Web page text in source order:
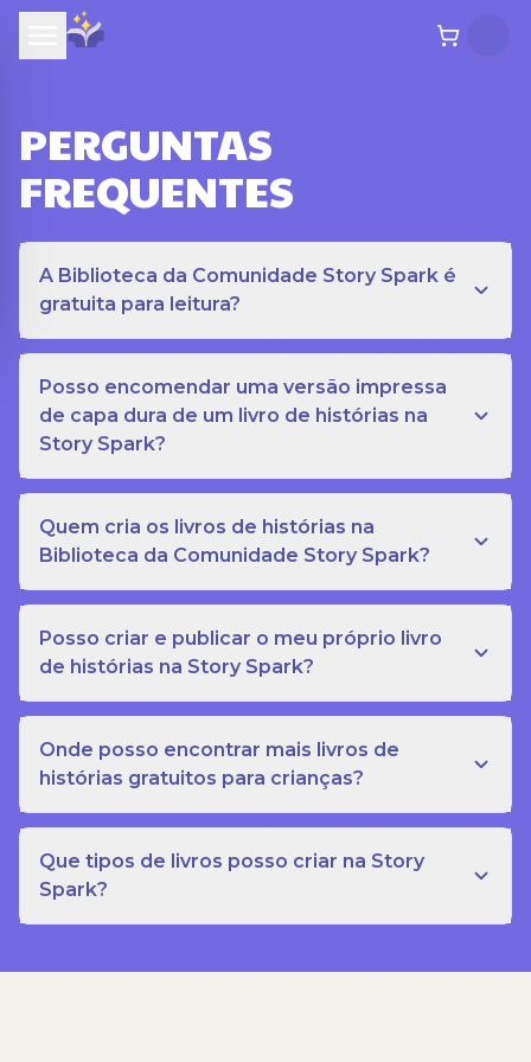
PERGUNTAS
FREQUENTES
A Biblioteca da Comunidade Story Spark é
gratuita para leitura?
Posso encomendar uma versão impressa
de capa dura de um livro de histórias na
Story Spark?
Quem cria os livros de histórias na
Biblioteca da Comunidade Story Spark?
Posso criar e publicar o meu próprio livro
de histórias na Story Spark?
Onde posso encontrar mais livros de
histórias gratuitos para crianças?
Que tipos de livros posso criar na Story
Spark?